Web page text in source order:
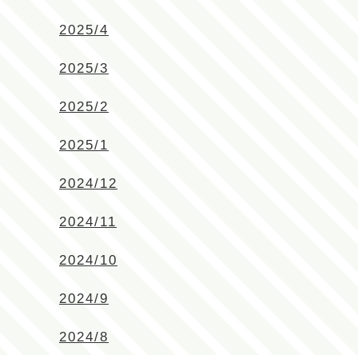
2025/4
2025/3
2025/2
2025/1
2024/12
2024/11
2024/10
2024/9
2024/8